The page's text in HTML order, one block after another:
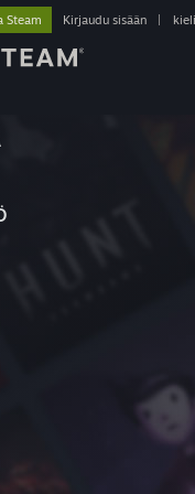
Steam Kirjaudu sisään kieli